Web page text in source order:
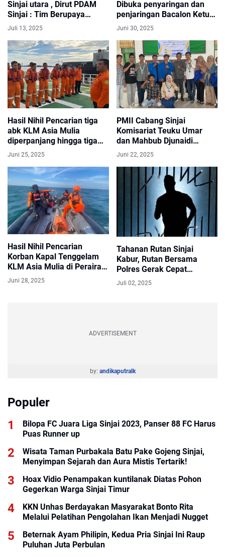
Sinjai utara , Dirut PDAM
Sinjai : Tim Berupaya
Lakukan Perbaikan Pipa
Juli 13, 2025
Dibuka penyaringan dan
penjaringan Bacalon Ketua
KONI ini Jadwalnya
Juni 30, 2025
Hasil Nihil Pencarian tiga
abk KLM Asia Mulia
diperpanjang hingga tiga
hari kedepan
Juni 25, 2025
PMII Cabang Sinjai
‎Komisariat Teuku Umar
dan Mahbub Djunaidi
Sukses Gelar Rapat
Tahunan Komisariat (RTK)
Juni 22, 2025
Hasil Nihil Pencarian
Korban Kapal Tenggelam
KLM Asia Mulia di Perairan
Bantaeng Di Hentikan
Juni 28, 2025
Tahanan Rutan Sinjai
Kabur, Rutan Bersama
Polres Gerak Cepat
Lakukan Pencarian
Juli 02, 2025
ADVERTISEMENT
by: andikaputralk
Populer
Bilopa FC Juara Liga Sinjai 2023, Panser 88 FC Harus
Puas Runner up
Wisata Taman Purbakala Batu Pake Gojeng Sinjai,
Menyimpan Sejarah dan Aura Mistis Tertarik!
Hoax Vidio Penampakan kuntilanak Diatas Pohon
Gegerkan Warga Sinjai Timur
KKN Unhas Berdayakan Masyarakat Bonto Rita
Melalui Pelatihan Pengolahan Ikan Menjadi Nugget
Beternak Ayam Philipin, Kedua Pria Sinjai Ini Raup
Puluhan Juta Perbulan